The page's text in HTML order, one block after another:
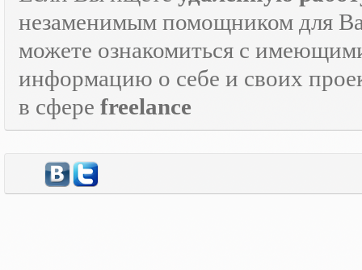
незаменимым помощником для
можете ознакомиться с
информацию о себе и своих
в сфере freelance